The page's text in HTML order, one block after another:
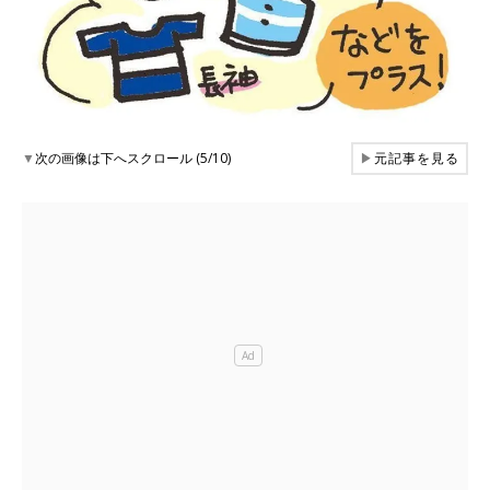
▼次の画像は下へスクロール (5/10) ▶元記事を見る